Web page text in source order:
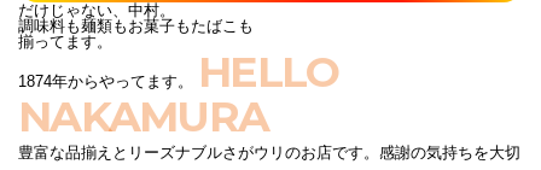
だけじゃない、中村。
調味料も麺類もお菓子もたばこも
揃ってます。
1874年からやってます。
HELLO
NAKAMURA
豊富な品揃えとリーズナブルさがウリのお店です。感謝の気持ちを大切